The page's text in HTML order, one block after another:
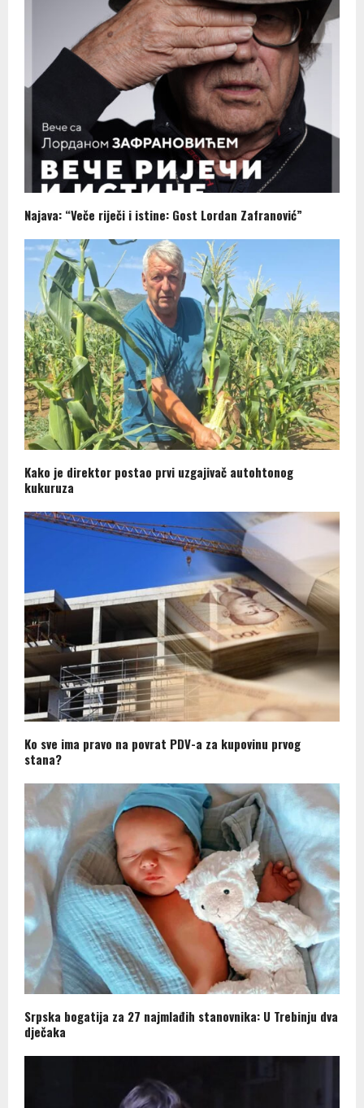
Najava: “Veče riječi i istine: Gost Lordan Zafranović”
Kako je direktor postao prvi uzgajivač autohtonog
kukuruza
Ko sve ima pravo na povrat PDV-a za kupovinu prvog
stana?
Srpska bogatija za 27 najmlađih stanovnika: U Trebinju dva
dječaka